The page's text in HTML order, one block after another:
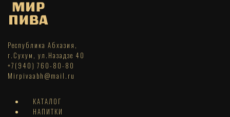
Республика Абхазия,
г.Сухум, ул.Назадзе 40
+7(940) 760-80-80
Mirpivaabh@mail.ru
КАТАЛОГ
НАПИТКИ